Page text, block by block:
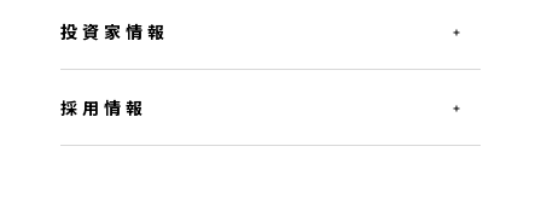
投資家情報
採用情報